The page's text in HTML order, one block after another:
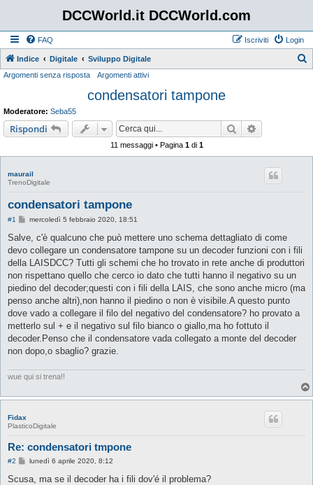
DCCWorld.it DCCWorld.com
FAQ Login
Iscriviti
Indice Digitale Sviluppo Digitale
Argomenti senza risposta Argomenti attivi
condensatori tampone
Moderatore: Seba55
Rispondi Cerca
11 messaggi • Pagina 1di 1
maurail
TrenoDigitale
condensatori tampone
#1
M
s
a
g
i
o
mercoledì 5 febbraio 2020, 18:51
Salve, c'è qualcuno che può mettere uno schema dettagliato di come
devo collegare un condensatore tampone su un decoder funzioni con i fili
della LAISDCC? Tutti gli schemi che ho trovato in rete anche di produttori
non rispettano quello che cerco io dato che tutti hanno il negativo su un
piedino del decoder;questi con i fili della LAIS, che sono anche micro (ma
penso anche altri),non hanno il piedino o non è visibile.A questo punto
dove vado a collegare il filo del negativo del condensatore? ho provato a
metterlo sul + e il negativo sul filo bianco o giallo,ma ho fottuto il
decoder.Penso che il condensatore vada collegato a monte del decoder
non dopo,o sbaglio? grazie.
wue qui si trena!!
Fidax
PlasticoDigitale
Re: condensatori tmpone
#2
M
s
lunedì 6 aprile 2020, 8:12
Scusa, ma se il decoder ha i fili dov'é il problema?